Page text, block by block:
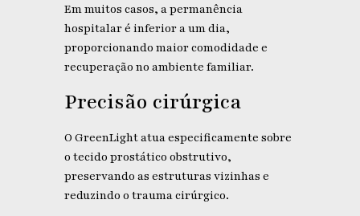
Em muitos casos, a permanência
hospitalar é inferior a um dia,
proporcionando maior comodidade e
recuperação no ambiente familiar.
Precisão cirúrgica
O GreenLight atua especificamente sobre
o tecido prostático obstrutivo,
preservando as estruturas vizinhas e
reduzindo o trauma cirúrgico.